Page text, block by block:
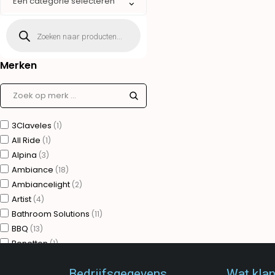
Merken
3Claveles (1)
All Ride (1)
Alpina (3)
Ambiance (18)
Ambiancelight (2)
Artist (4)
Bathroom Solutions (11)
BBQ (13)
Benetton(1)
(31)